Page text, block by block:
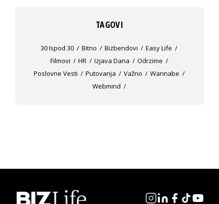
TAGOVI
30 Ispod 30 Bitno Bizbendovi
Easy Life
Filmovi
HR Izjava Dana
Odrzime
Poslovne Vesti
Putovanja Važno
Wannabe
Webmind